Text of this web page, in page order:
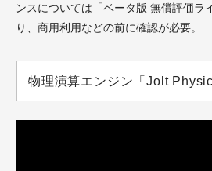
ンスについては「ベータ版 無償評価ラ
り、商用利用などの前に確認が必要。
物理演算エンジン「Jolt